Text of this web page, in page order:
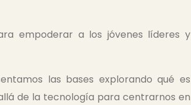
empoderar a los jóvenes líderes y
las bases explorando qué es
de la tecnología para centrarnos en